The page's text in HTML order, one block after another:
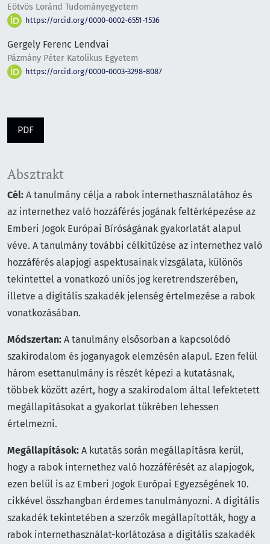
Eötvös Loránd Tudományegyetem
https://orcid.org/0000-0002-6551-1536
Gergely Ferenc Lendvai
Pázmány Péter Katolikus Egyetem
https://orcid.org/0000-0003-3298-8087
PDF
Absztrakt
Cél: A tanulmány célja a rabok internethasználatához és
az internethez való hozzáférés jogának feltérképezése az
Emberi Jogok Európai Bíróságának gyakorlatát alapul
véve. A tanulmány további célkitűzése az internethez való
hozzáférés alapjogi aspektusainak vizsgálata, különös
tekintettel a vonatkozó uniós jog keretrendszerében,
illetve a digitális szakadék jelenség értelmezése a rabok
vonatkozásában.
Módszertan: A tanulmány elsősorban a kapcsolódó
szakirodalom és joganyagok elemzésén alapul. Ezen felül
három esettanulmány is részét képezi a kutatásnak,
többek között azért, hogy a szakirodalom által lefektetett
megállapításokat a gyakorlat tükrében lehessen
értelmezni.
Megállapítások: A kutatás során megállapításra kerül,
hogy a rabok internethez való hozzáférését az alapjogok,
ezen belül is az Emberi Jogok Európai Egyezségének 10.
cikkével összhangban érdemes tanulmányozni. A digitális
szakadék tekintetében a szerzők megállapították, hogy a
rabok internethasználat-korlátozása a digitális szakadék